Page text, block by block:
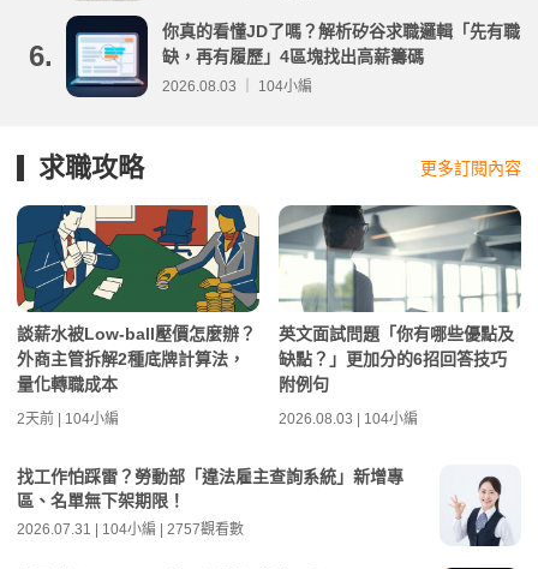
6.
你真的看懂JD了嗎？解析矽谷求職邏輯「先有職
缺，再有履歷」4區塊找出高薪籌碼
2026.08.03 ｜ 104小編
求職攻略 更多訂閱內容
談薪水被Low-ball壓價怎麼辦？
外商主管拆解2種底牌計算法，
量化轉職成本
2天前 | 104小編
英文面試問題「你有哪些優點及
缺點？」更加分的6招回答技巧
附例句
2026.08.03 | 104小編
找工作怕踩雷？勞動部「違法雇主查詢系統」新增專
區、名單無下架期限！
2026.07.31 | 104小編 | 2757觀看數